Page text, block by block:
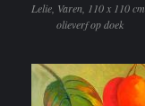
Lelie, Varen, 110 x 110 cm,
olieverf op doek